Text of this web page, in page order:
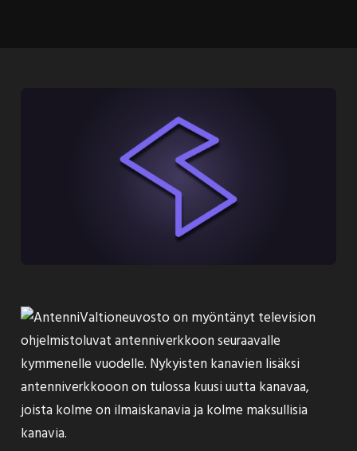
Valtioneuvosto on myöntänyt television
ohjelmistoluvat antenniverkkoon seuraavalle
kymmenelle vuodelle. Nykyisten kanavien lisäksi
antenniverkkooon on tulossa kuusi uutta kanavaa,
joista kolme on ilmaiskanavia ja kolme maksullisia
kanavia.